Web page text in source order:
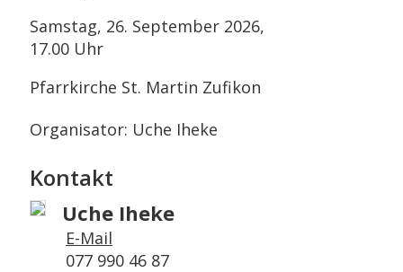
Samstag, 26. September 2026,
17.00 Uhr
Pfarrkirche St. Martin Zufikon
Organisator: Uche Iheke
Kontakt
Uche Iheke
E-Mail
077 990 46 87